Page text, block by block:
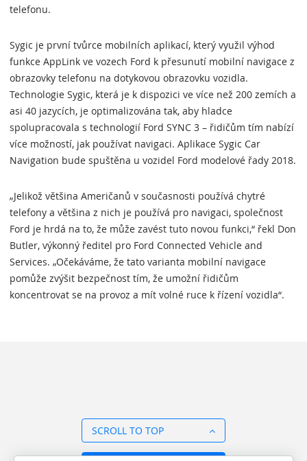
telefonu.
Sygic je první tvůrce mobilních aplikací, který využil výhod
funkce AppLink ve vozech Ford k přesunutí mobilní navigace z
obrazovky telefonu na dotykovou obrazovku vozidla.
Technologie Sygic, která je k dispozici ve více než 200 zemích a
asi 40 jazycích, je optimalizována tak, aby hladce
spolupracovala s technologií Ford SYNC 3 – řidičům tím nabízí
více možností, jak používat navigaci. Aplikace Sygic Car
Navigation bude spuštěna u vozidel Ford modelové řady 2018.
„Jelikož většina Američanů v současnosti používá chytré
telefony a většina z nich je používá pro navigaci, společnost
Ford je hrdá na to, že může zavést tuto novou funkci,“ řekl Don
Butler, výkonný ředitel pro Ford Connected Vehicle and
Services. „Očekáváme, že tato varianta mobilní navigace
pomůže zvýšit bezpečnost tím, že umožní řidičům
koncentrovat se na provoz a mít volné ruce k řízení vozidla“.
SCROLL TO TOP